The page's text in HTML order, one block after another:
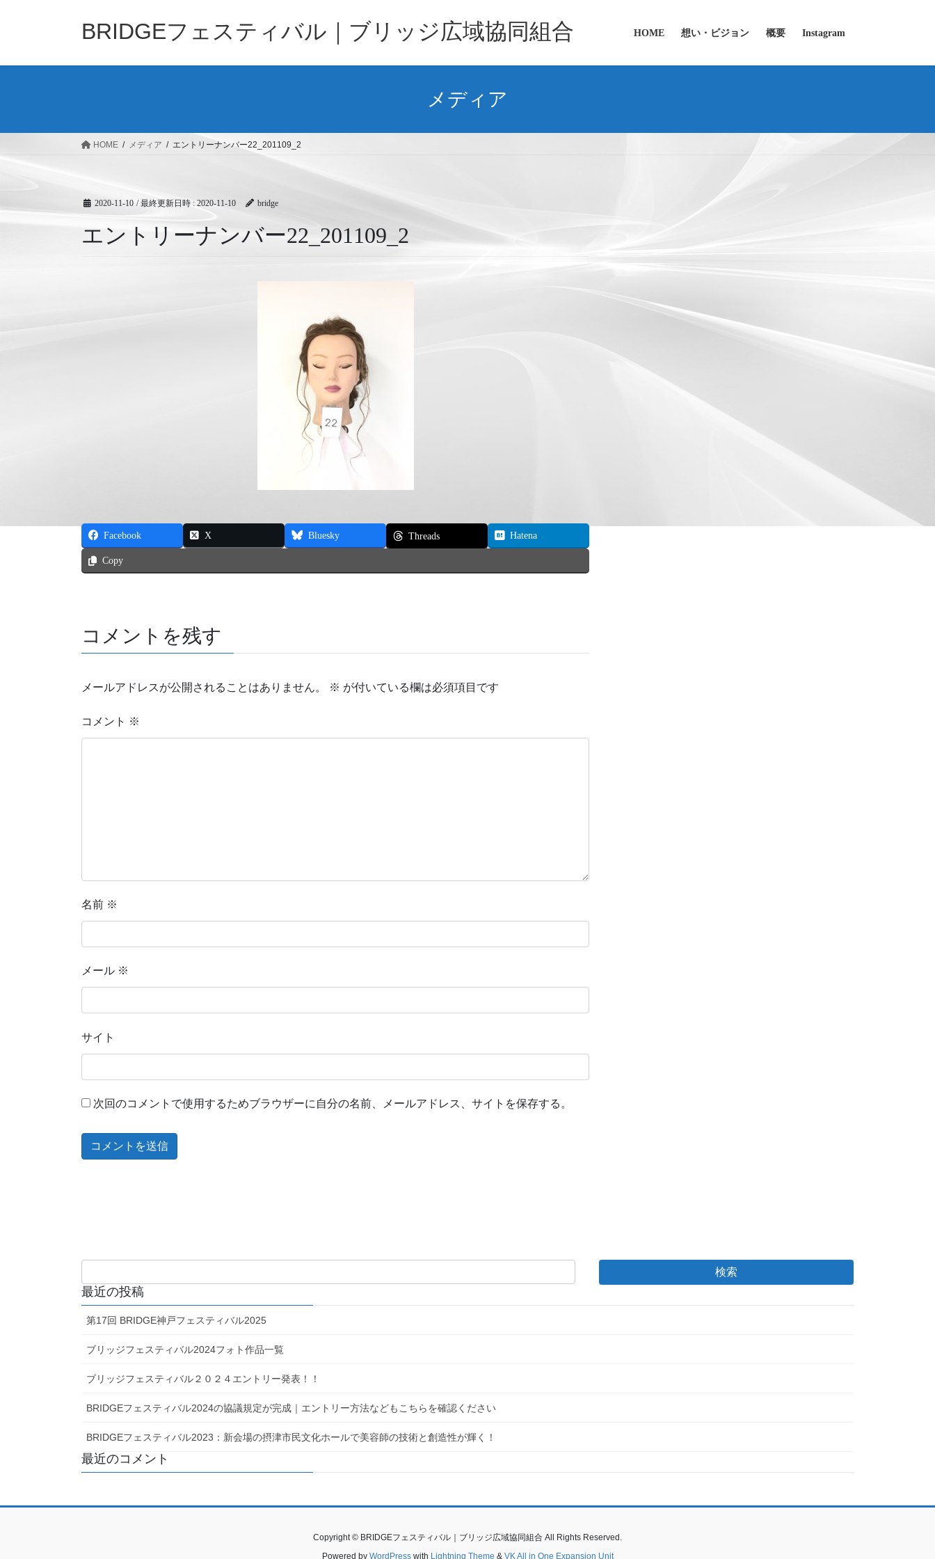
プ
動
BRIDGEフェスティバル｜ブリッジ広域協同組合 HOME 想い・ビジョン 概要 Instagram
メディア
HOME メディア エントリーナンバー22_201109_2
2020-11-10 / 最終更新日時 : 2020-11-10 bridge
エントリーナンバー22_201109_2
Facebook X Bluesky Threads Hatena
Copy
コメントを残す
メールアドレスが公開されることはありません。 ※ が付いている欄は必須項目です
コメント ※
名前 ※
メール ※
サイト
次回のコメントで使用するためブラウザーに自分の名前、メールアドレス、サイトを保存する。
最近の投稿
第17回 BRIDGE神戸フェスティバル2025
ブリッジフェスティバル2024フォト作品一覧
ブリッジフェスティバル２０２４エントリー発表！！
BRIDGEフェスティバル2024の協議規定が完成｜エントリー方法などもこちらを確認ください
BRIDGEフェスティバル2023：新会場の摂津市民文化ホールで美容師の技術と創造性が輝く！
最近のコメント
Copyright © BRIDGEフェスティバル｜ブリッジ広域協同組合 All Rights Reserved.
Powered by WordPresswith Lightning Theme & VK All in One Expansion Unit